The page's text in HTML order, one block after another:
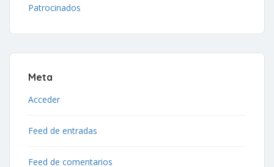
Patrocinados
Meta
Acceder
Feed de entradas
Feed de comentarios